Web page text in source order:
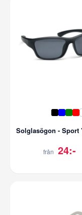
från 24:-